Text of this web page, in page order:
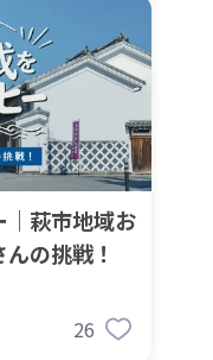
｜萩市地域お
の挑戦！
26